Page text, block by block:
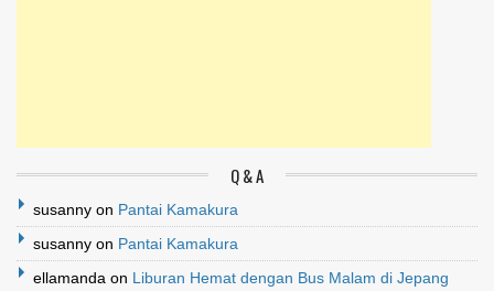
Q & A
susanny on Pantai Kamakura
susanny on Pantai Kamakura
ellamanda on Liburan Hemat dengan Bus Malam di Jepang